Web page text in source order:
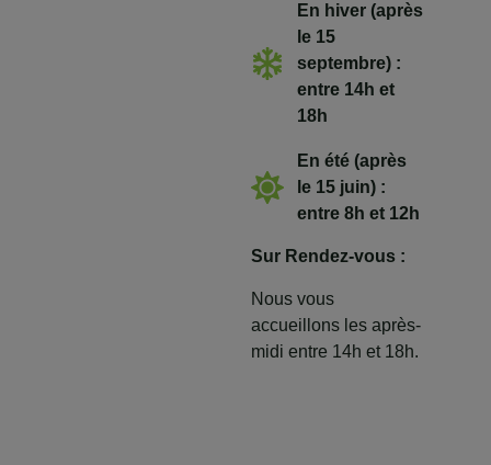
En hiver (après
le 15
septembre) :
entre 14h et
18h
En été (après
le 15 juin) :
entre 8h et 12h
Sur Rendez-vous :
Nous vous
accueillons les après-
midi entre 14h et 18h.